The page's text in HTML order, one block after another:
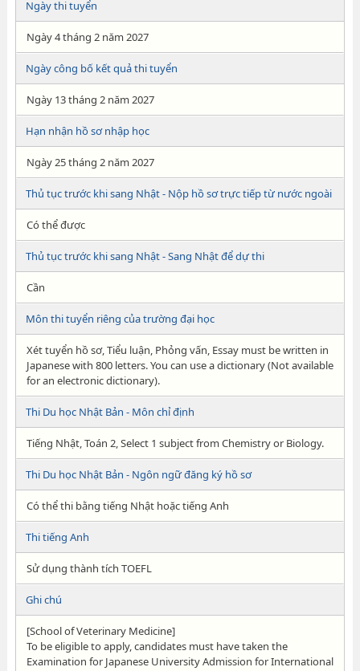
Ngày thi tuyển
Ngày 4 tháng 2 năm 2027
Ngày công bố kết quả thi tuyển
Ngày 13 tháng 2 năm 2027
Hạn nhận hồ sơ nhập học
Ngày 25 tháng 2 năm 2027
Thủ tục trước khi sang Nhật - Nộp hồ sơ trực tiếp từ nước ngoài
Có thể được
Thủ tục trước khi sang Nhật - Sang Nhật để dự thi
Cần
Môn thi tuyển riêng của trường đại học
Xét tuyển hồ sơ, Tiểu luận, Phỏng vấn, Essay must be written in
Japanese with 800 letters. You can use a dictionary (Not available
for an electronic dictionary).
Thi Du học Nhật Bản - Môn chỉ định
Tiếng Nhật, Toán 2, Select 1 subject from Chemistry or Biology.
Thi Du học Nhật Bản - Ngôn ngữ đăng ký hồ sơ
Có thể thi bằng tiếng Nhật hoặc tiếng Anh
Thi tiếng Anh
Sử dụng thành tích TOEFL
Ghi chú
[School of Veterinary Medicine]
To be eligible to apply, candidates must have taken the
Examination for Japanese University Admission for International